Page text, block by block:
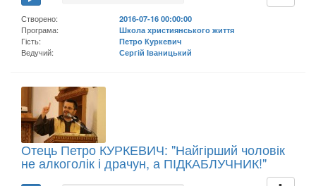
Створено:
2016-07-16 00:00:00
Програма:
Школа християнського життя
Гість:
Петро Куркевич
Ведучий:
Сергій Іваницький
Отець Петро КУРКЕВИЧ: "Найгірший чоловік
не алкоголік і драчун, а ПІДКАБЛУЧНИК!"